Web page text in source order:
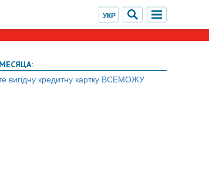
вигідну кредитну картку ВСЕМОЖУ